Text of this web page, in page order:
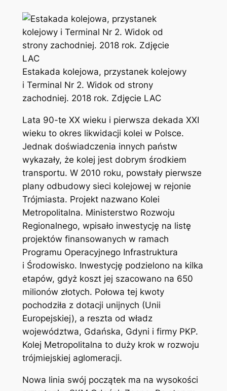
Estakada kolejowa, przystanek kolejowy
i Terminal Nr 2. Widok od strony
zachodniej. 2018 rok. Zdjęcie LAC
Lata 90-te XX wieku i pierwsza dekada XXI
wieku to okres likwidacji kolei w Polsce.
Jednak doświadczenia innych państw
wykazały, że kolej jest dobrym środkiem
transportu. W 2010 roku, powstały pierwsze
plany odbudowy sieci kolejowej w rejonie
Trójmiasta. Projekt nazwano Kolei
Metropolitalna. Ministerstwo Rozwoju
Regionalnego, wpisało inwestycję na listę
projektów finansowanych w ramach
Programu Operacyjnego Infrastruktura
i Środowisko. Inwestycję podzielono na kilka
etapów, gdyż koszt jej szacowano na 650
milionów złotych. Połowa tej kwoty
pochodziła z dotacji unijnych (Unii
Europejskiej), a reszta od władz
województwa, Gdańska, Gdyni i firmy PKP.
Kolej Metropolitalna to duży krok w rozwoju
trójmiejskiej aglomeracji.
Nowa linia swój początek ma na wysokości